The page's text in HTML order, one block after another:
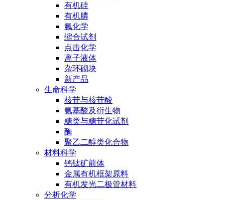
有机硅
有机膦
氟化学
缩合试剂
点击化学
离子液体
杂环砌块
新产品
生命科学
核苷与核苷酸
氨基酸及衍生物
糖类与糖苷化试剂
酶
聚乙二醇类化合物
材料科学
钙钛矿前体
金属有机框架原料
有机发光二极管材料
分析化学